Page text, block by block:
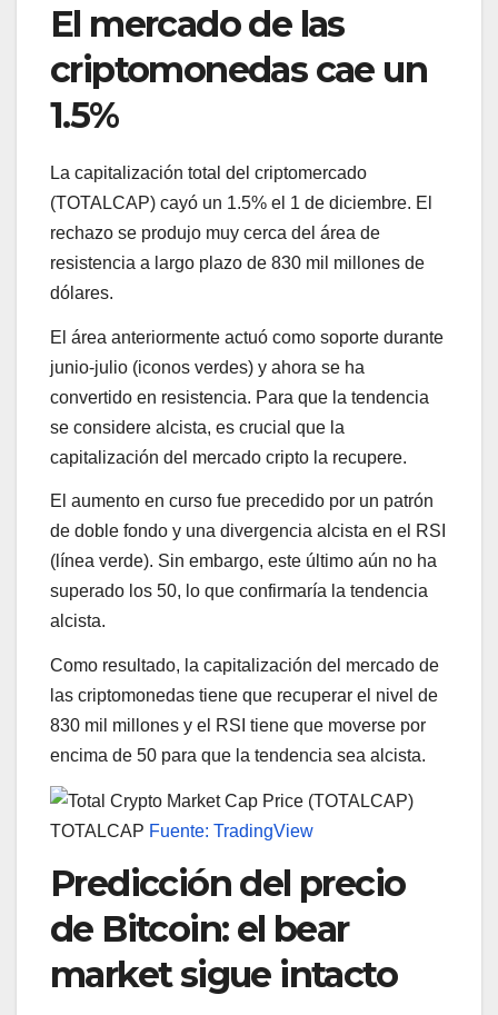
El mercado de las
criptomonedas cae un
1.5%
La capitalización total del criptomercado
(TOTALCAP) cayó un 1.5% el 1 de diciembre. El
rechazo se produjo muy cerca del área de
resistencia a largo plazo de 830 mil millones de
dólares.
El área anteriormente actuó como soporte durante
junio-julio (iconos verdes) y ahora se ha
convertido en resistencia. Para que la tendencia
se considere alcista, es crucial que la
capitalización del mercado cripto la recupere.
El aumento en curso fue precedido por un patrón
de doble fondo y una divergencia alcista en el RSI
(línea verde). Sin embargo, este último aún no ha
superado los 50, lo que confirmaría la tendencia
alcista.
Como resultado, la capitalización del mercado de
las criptomonedas tiene que recuperar el nivel de
830 mil millones y el RSI tiene que moverse por
encima de 50 para que la tendencia sea alcista.
TOTALCAP Fuente: TradingView
Predicción del precio
de Bitcoin: el bear
market sigue intacto